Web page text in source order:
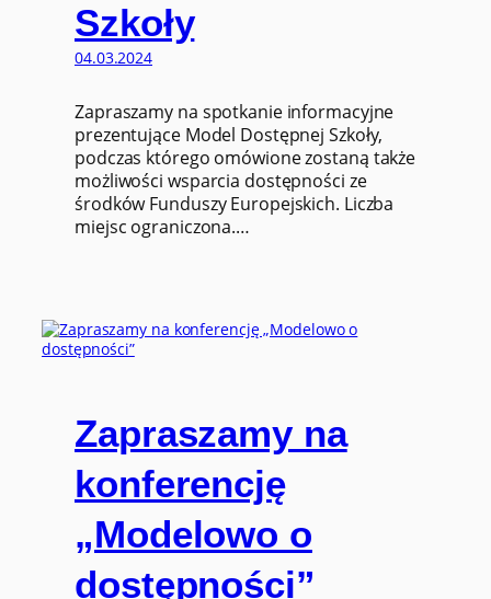
Szkoły
04.03.2024
Zapraszamy na spotkanie informacyjne
prezentujące Model Dostępnej Szkoły,
podczas którego omówione zostaną także
możliwości wsparcia dostępności ze
środków Funduszy Europejskich. Liczba
miejsc ograniczona.…
Zapraszamy na
konferencję
„Modelowo o
dostępności”